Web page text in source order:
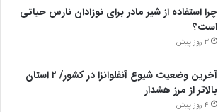
چرا استفاده از شیر مادر برای نوزادان نارس حیاتی
است؟
3 روز پیش
آخرین وضعیت شیوع آنفلوانزا در کشور/ ۲ استان
بالاتر از مرز هشدار
4 روز پیش